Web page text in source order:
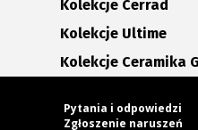
Kolekcje Cerrad
Kolekcje Ultime
Kolekcje Ceramika
Pytania i odpowiedzi
Zgłoszenie naruszeń